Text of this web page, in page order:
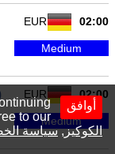
02:00
EUR
Medium
02:00
EUR
Medium
أوافق
to our
الكوكيز,سياسة